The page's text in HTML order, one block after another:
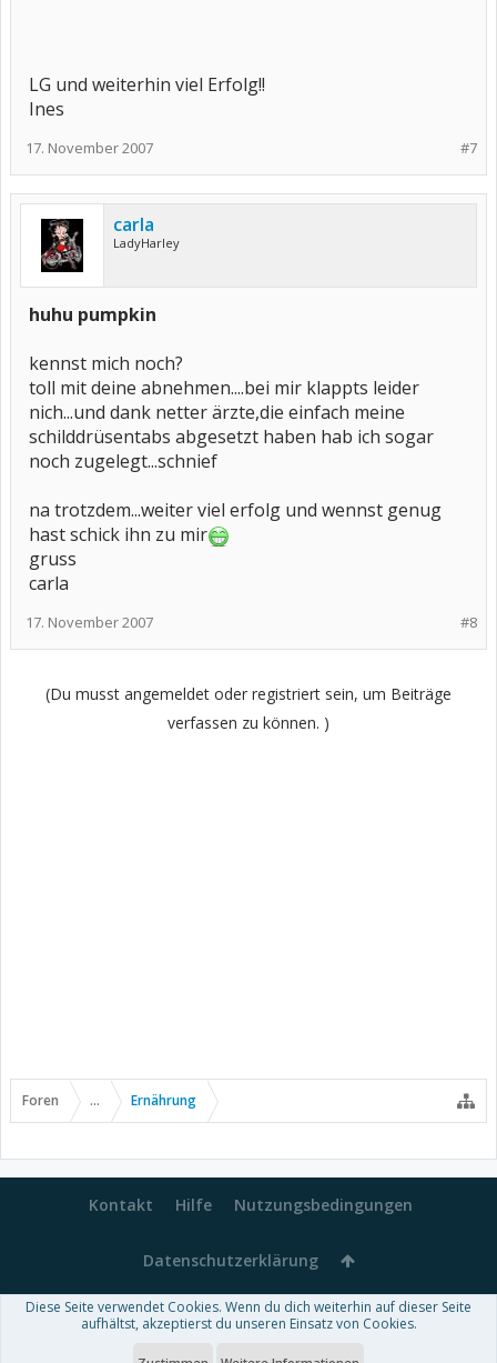
LG und weiterhin viel Erfolg!!
Ines
#7
17. November 2007
carla
LadyHarley
huhu pumpkin
kennst mich noch?
toll mit deine abnehmen....bei mir klappts leider
nich...und dank netter ärzte,die einfach meine
schilddrüsentabs abgesetzt haben hab ich sogar
noch zugelegt...schnief
na trotzdem...weiter viel erfolg und wennst genug
hast schick ihn zu mir
gruss
carla
#8
17. November 2007
(Du musst angemeldet oder registriert sein, um Beiträge
verfassen zu können. )
Foren ... Ernährung
Kontakt Hilfe Nutzungsbedingungen
Datenschutzerklärung
Forum software by XenForo™-Deutsch von xenDach
Diese Seite verwendet Cookies. Wenn du dich weiterhin auf dieser Seite
aufhältst, akzeptierst du unseren Einsatz von Cookies.